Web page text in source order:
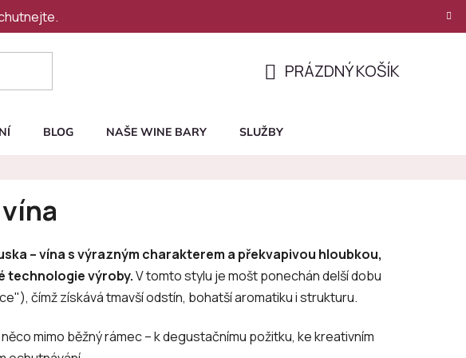
KOŠÍK
PRÁZDNÝ KOŠÍK
BLOG NAŠE WINE BARY SLUŽBY
– vína s výrazným charakterem a překvapivou hloubkou,
technologie výroby.V tomto stylu je mošt ponechán delší dobu
čímž získává tmavší odstín, bohatší aromatiku i strukturu.
mimo běžný rámec – k degustačnímu požitku, ke kreativním